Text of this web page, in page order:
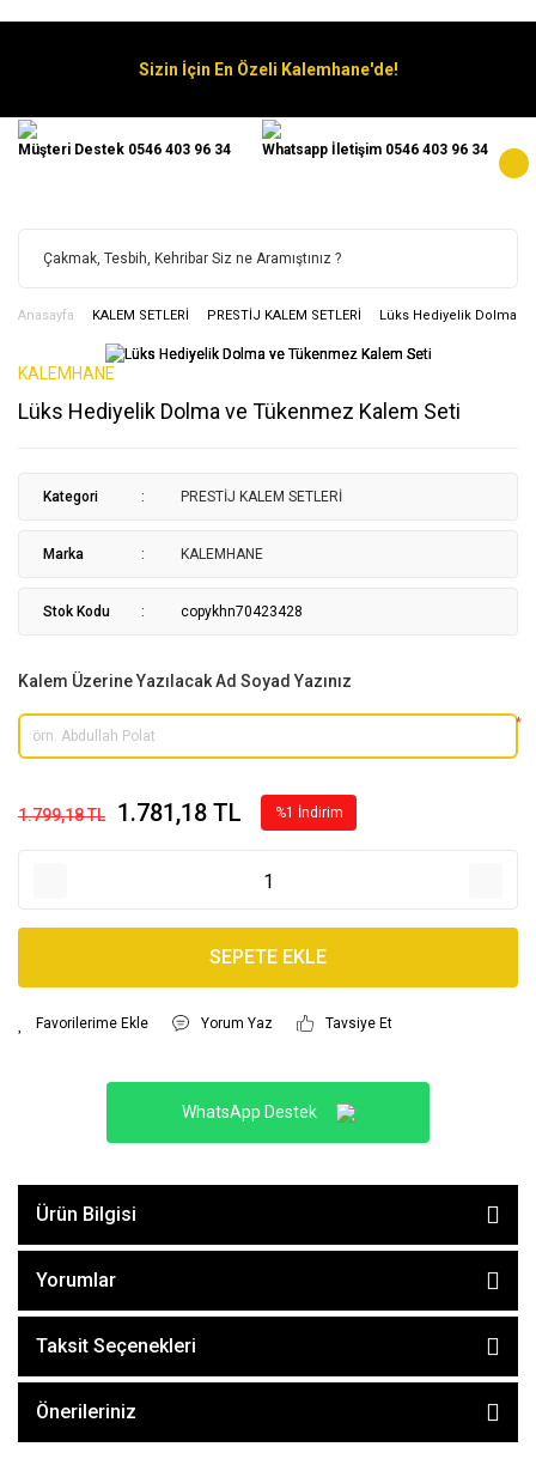
Sizin İçin En Özeli Kalemhane'de!
Müşteri Destek 0546 403 96 34 Whatsapp İletişim 0546 403 96 34
Anasayfa KALEM SETLERİ PRESTİJ KALEM SETLERİ Lüks Hediyelik Dolma
KALEMHANE
Lüks Hediyelik Dolma ve Tükenmez Kalem Seti
Kategori PRESTİJ KALEM SETLERİ
Marka KALEMHANE
Stok Kodu copykhn70423428
Kalem Üzerine Yazılacak Ad Soyad Yazınız
*
1.799,18 TL 1.781,18 TL %1 İndirim
SEPETE EKLE
Yorum Yaz Tavsiye Et
WhatsApp Destek
Ürün Bilgisi
Yorumlar
Taksit Seçenekleri
Önerileriniz